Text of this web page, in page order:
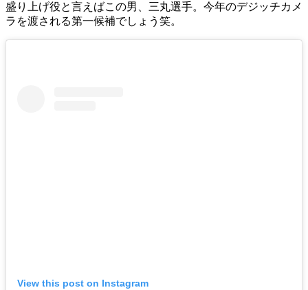
盛り上げ役と言えばこの男、三丸選手。今年のデジッチカメ
ラを渡される第一候補でしょう笑。
View this post on Instagram